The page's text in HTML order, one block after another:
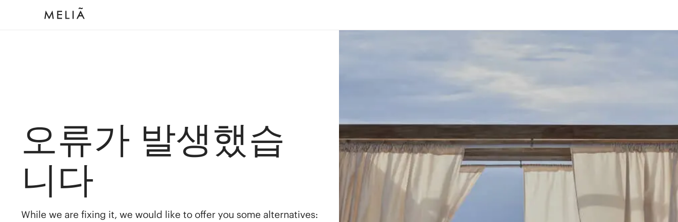
오류가 발생했습
니다
While we are fixing it, we would like to offer you some alternatives: